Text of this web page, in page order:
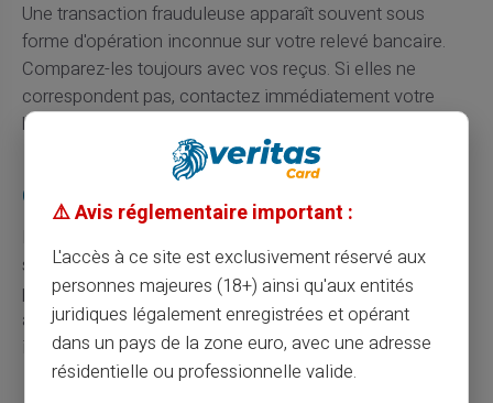
Une transaction frauduleuse apparaît souvent sous
forme d'opération inconnue sur votre relevé bancaire.
Comparez-les toujours avec vos reçus. Si elles ne
correspondent pas, contactez immédiatement votre
banque.
Quel moyen utiliser pour signaler une fraude ?
suspectez une fraude. Passez ensuite aux services de
police pour déposer une plainte officielle. Ne négligez
aucune étape sous prétexte d'un manque de preuve
immédiate.
⚠️ Avis réglementaire important :
L'accès à ce site est exclusivement réservé aux
personnes majeures (18+) ainsi qu'aux entités
juridiques légalement enregistrées et opérant
dans un pays de la zone euro, avec une adresse
résidentielle ou professionnelle valide.